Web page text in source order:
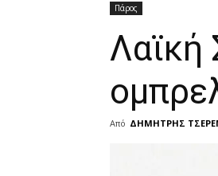
Πάρος
Λαϊκή
Από ΔΗΜΗΤΡΗΣ